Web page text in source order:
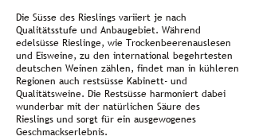
Die Süsse des Rieslings variiert je nach
Qualitätsstufe und Anbaugebiet. Während
edelsüsse Rieslinge, wie Trockenbeerenauslesen
und Eisweine, zu den international begehrtesten
deutschen Weinen zählen, findet man in kühleren
Regionen auch restsüsse Kabinett- und
Qualitätsweine. Die Restsüsse harmoniert dabei
wunderbar mit der natürlichen Säure des
Rieslings und sorgt für ein ausgewogenes
Geschmackserlebnis.